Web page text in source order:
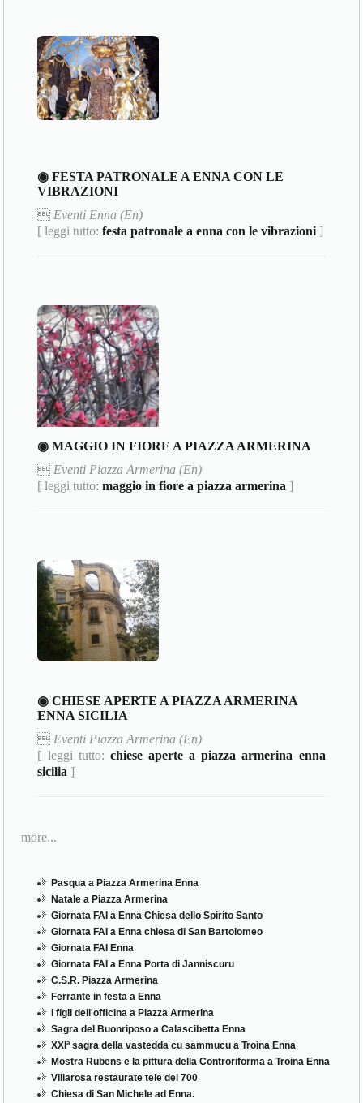
◉ FESTA PATRONALE A ENNA CON LE
VIBRAZIONI
 Eventi Enna (En)
[ leggi tutto:festa patronale a enna con le vibrazioni ]
◉ MAGGIO IN FIORE A PIAZZA ARMERINA
 Eventi Piazza Armerina (En)
[ leggi tutto:maggio in fiore a piazza armerina ]
◉ CHIESE APERTE A PIAZZA ARMERINA
ENNA SICILIA
 Eventi Piazza Armerina (En)
[ leggi tutto: chiese aperte a piazza armerina enna
sicilia ]
more...
Pasqua a Piazza Armerina Enna
Natale a Piazza Armerina
Giornata FAI a Enna Chiesa dello Spirito Santo
Giornata FAI a Enna chiesa di San Bartolomeo
Giornata FAI Enna
Giornata FAI a Enna Porta di Janniscuru
C.S.R. Piazza Armerina
Ferrante in festa a Enna
I figli dell'officina a Piazza Armerina
Sagra del Buonriposo a Calascibetta Enna
XXIª sagra della vastedda cu sammucu a Troina Enna
Mostra Rubens e la pittura della Controriforma a Troina Enna
Villarosa restaurate tele del 700
Chiesa di San Michele ad Enna.